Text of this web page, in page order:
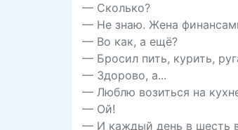
— Сколько?
— Не знаю. Жена
— Во как, а ещё?
— Бросил пить, курить,
— Здорово, а...
— Люблю возиться на
— Ой!
— И каждый день в шесть